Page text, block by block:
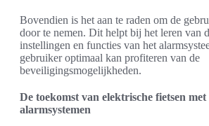
Bovendien is het aan te raden om de
door te nemen. Dit helpt bij het leren van
instellingen en functies van het
gebruiker optimaal kan profiteren van de
beveiligingsmogelijkheden.
De toekomst van elektrische fietsen
alarmsystemen